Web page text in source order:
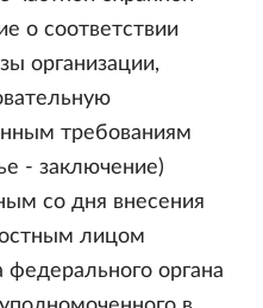
о соответствии
организации,
требованиям
- заключение)
со дня внесения
лицом
федерального органа